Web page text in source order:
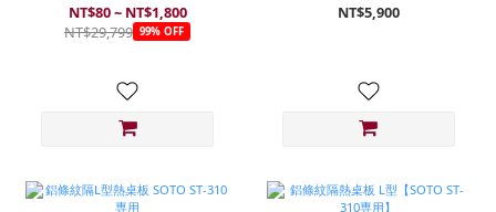
NT$80 ~ NT$1,800
NT$29,799 99% OFF
NT$5,900